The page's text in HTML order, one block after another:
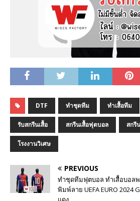
DTF ทำชุดทีม ทำเสื้อทีม
รับสกรีนเสื้อ สกรีนเสื้อฟุตบอล สกรี
โรงงานวิเศษ
PREVIOUS
ทำชุดทีมฟุตบอล ทำเสื้อบอล
พิมพ์ลาย UEFA EURO 2024